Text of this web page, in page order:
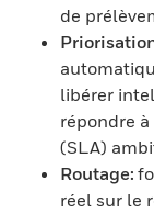
de
libérer
répondre
(SLA)
Routage:
réel sur le